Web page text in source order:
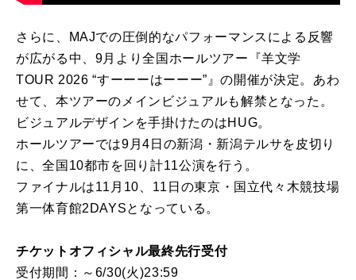
さらに、MAJでの圧倒的なパフォーマンスによる反響
が広がる中、9月より全国ホールツアー『羊文学
TOUR 2026 “すーーーはーーー”』の開催が決定。あわ
せて、本ツアーのメインビジュアルも解禁となった。
ビジュアルデザインを手掛けたのはHUG。
ホールツアーでは9月4日の新潟・新潟テルサを皮切り
に、全国10都市を回り計11公演を行う。
ファイナルは11月10、11日の東京・国立代々木競技場
第一体育館2DAYSとなっている。
チケットオフィシャル最終先行受付
受付期間：～6/30(火)23:59